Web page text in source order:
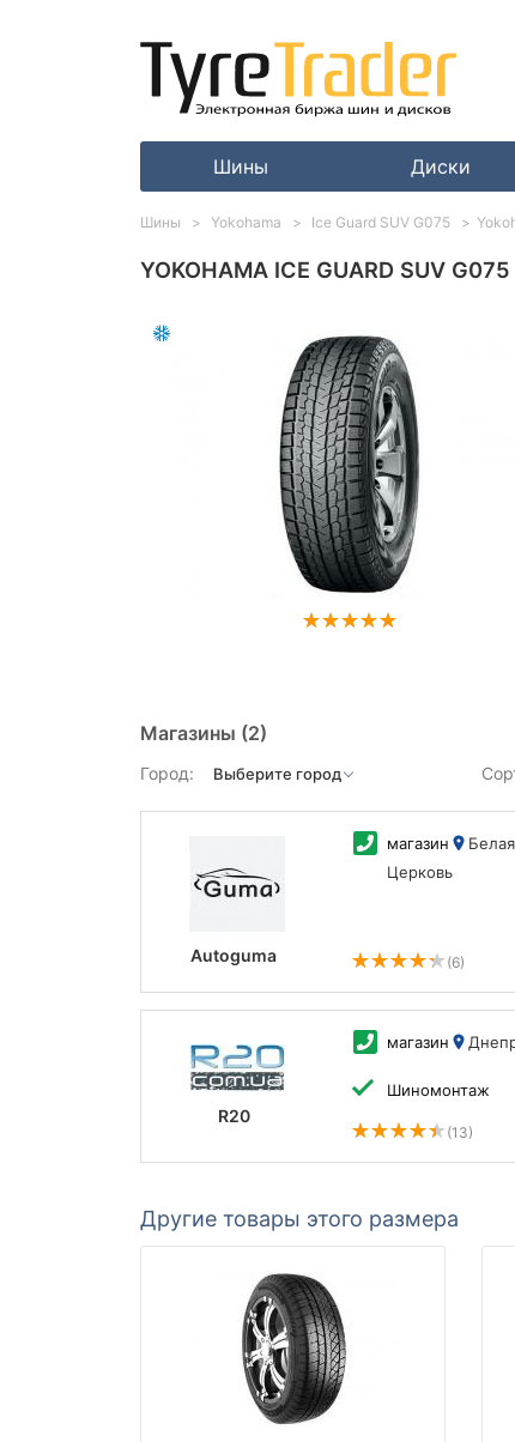
Шины Диски
YOKOHAMA ICE GUARD SUV
Магазины (2)
Город:
Autoguma
магазин
Белая
Церковь
(6)
R20
магазин
Шиномонтаж
(13)
Другие товары этого размера
Шины Yokohama Ice Guard SUV G075